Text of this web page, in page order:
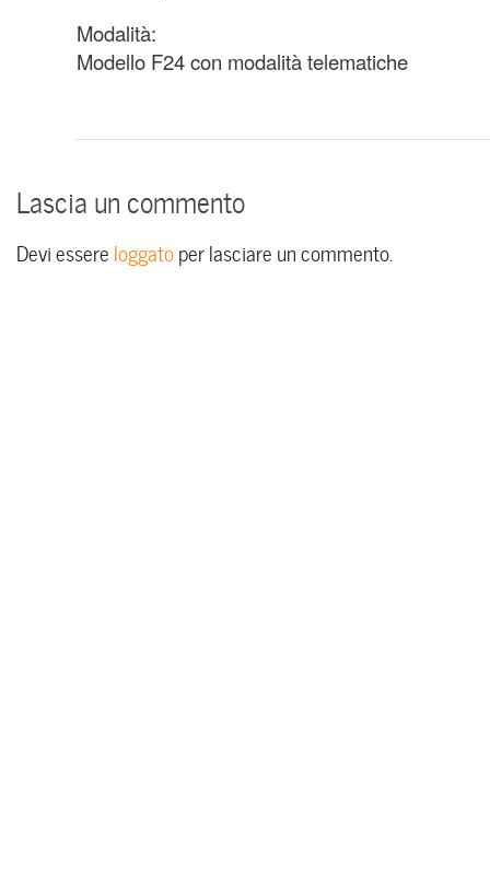
Modalità:
Modello F24 con modalità telematiche
Lascia un commento
Devi essere loggatoper lasciare un commento.